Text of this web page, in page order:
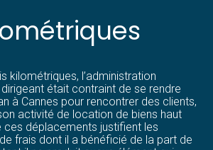
kilométriques, l’administration
était contraint de se rendre
à Cannes pour rencontrer des clients,
activité de location de biens haut
ces déplacements justifient les
frais dont il a bénéficié de la part de